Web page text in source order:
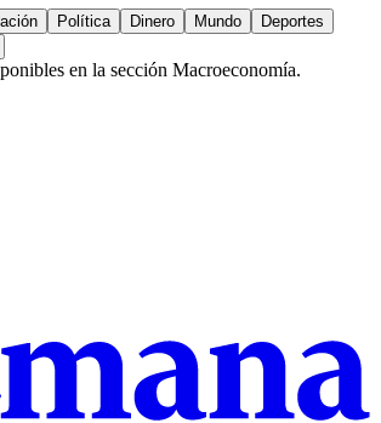
Política Dinero Mundo
Deportes
en la sección Macroeconomía.